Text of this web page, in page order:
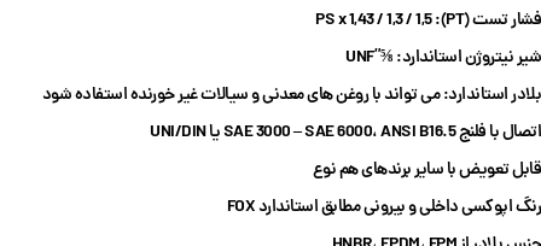
فشار تست (PT):
PS x 1,43 / 1,3 / 1,5
شیر نیتروژن استاندارد: ⅝”UNF
بلادر استاندارد: می تواند با روغن های معدنی و سیالات غیر خورنده استفاده شود
اتصال با فلنجSAE 3000 – SAE 6000، ANSI B16.5 یا UNI/DIN
قابل تعویض با سایر برندهای هم نوع
رنگ اپوکسی داخلی و بیرونی مطابق استاندارد FOX